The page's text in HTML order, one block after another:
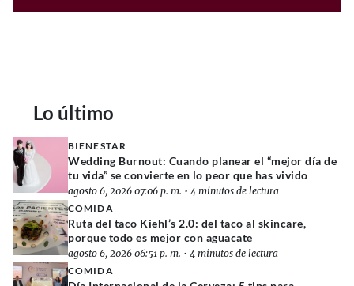
Lo último
BIENESTAR
Wedding Burnout: Cuando planear el “mejor día de
tu vida” se convierte en lo peor que has vivido
agosto 6, 2026 07:06 p. m. • 4 minutos de lectura
COMIDA
Ruta del taco Kiehl’s 2.0: del taco al skincare,
porque todo es mejor con aguacate
agosto 6, 2026 06:51 p. m. • 4 minutos de lectura
COMIDA